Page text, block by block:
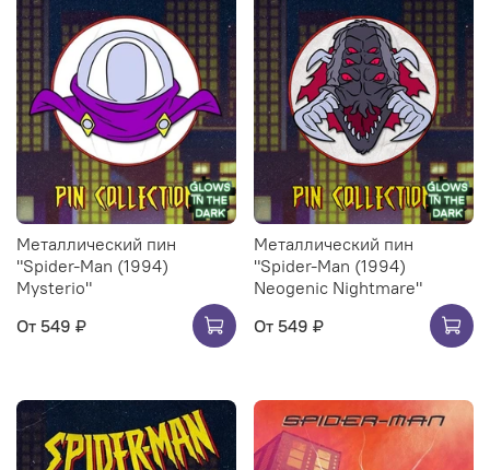
Металлический пин
"Spider-Man (1994)
Mysterio"
От 549 ₽
Металлический пин
"Spider-Man (1994)
Neogenic Nightmare"
От 549 ₽